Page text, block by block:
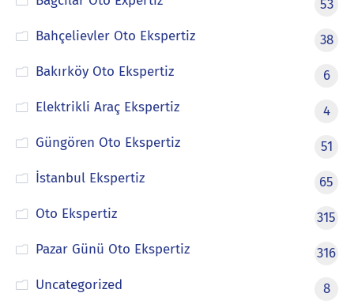
53
Bahçelievler Oto Ekspertiz
38
Bakırköy Oto Ekspertiz
6
Elektrikli Araç Ekspertiz
4
Güngören Oto Ekspertiz
51
İstanbul Ekspertiz
65
Oto Ekspertiz
315
Pazar Günü Oto Ekspertiz
316
Uncategorized
8